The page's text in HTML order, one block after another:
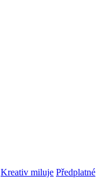
Kreativ miluje Předplatné